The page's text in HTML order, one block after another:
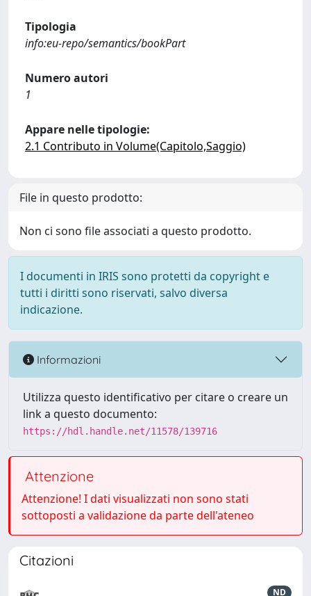
Tipologia
info:eu-repo/semantics/bookPart
Numero autori
1
Appare nelle tipologie:
2.1 Contributo in Volume(Capitolo,Saggio)
File in questo prodotto:
Non ci sono file associati a questo prodotto.
I documenti in IRIS sono protetti da copyright e
tutti i diritti sono riservati, salvo diversa
indicazione.
Informazioni
Utilizza questo identificativo per citare o creare un
link a questo documento:
https://hdl.handle.net/11578/139716
Attenzione
Attenzione! I dati visualizzati non sono stati
sottoposti a validazione da parte dell'ateneo
Citazioni
ND